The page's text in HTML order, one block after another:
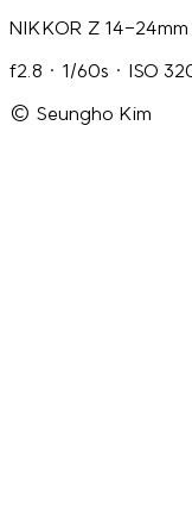
NIKKOR Z 14-
f2.8 · 1/60s · ISO
© Seungho Kim